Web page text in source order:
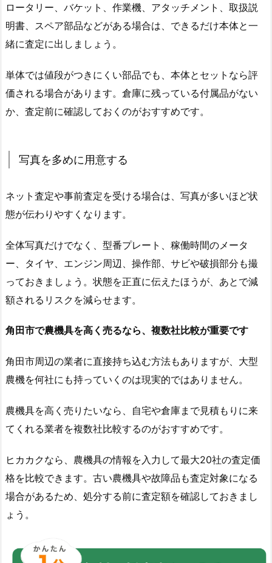
ロータリー、バケット、作業機、アタッチメント、取扱説
明書、スペア部品などがある場合は、できるだけ本体と一
緒に査定に出しましょう。
単体では値段がつきにくい部品でも、本体とセットなら評
価される場合があります。倉庫に残っている付属品がない
か、査定前に確認しておくのがおすすめです。
写真を多めに用意する
ネット査定や事前査定を受ける場合は、写真が多いほど状
態が伝わりやすくなります。
全体写真だけでなく、型番プレート、稼働時間のメータ
ー、タイヤ、エンジン周辺、操作部、サビや破損部分も撮
っておきましょう。状態を正直に伝えたほうが、あとで減
額されるリスクを減らせます。
角田市で農機具を高く売るなら、複数社比較が重要です
角田市周辺の業者に直接持ち込む方法もありますが、大型
農機を何社にも持っていくのは現実的ではありません。
農機具を高く売りたいなら、自宅や倉庫まで見積もりに来
てくれる業者を複数社比較するのがおすすめです。
ヒカカクなら、農機具の情報を入力して最大20社の査定価
格を比較できます。古い農機具や故障品も査定対象になる
場合があるため、処分する前に査定額を確認しておきまし
ょう。